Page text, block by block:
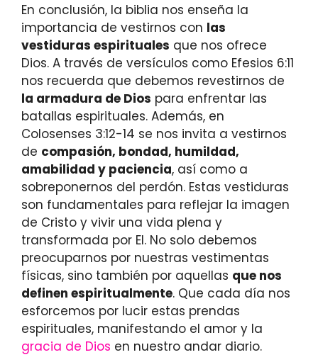
En conclusión, la biblia nos enseña la
importancia de vestirnos con las
vestiduras espirituales que nos ofrece
Dios. A través de versículos como Efesios 6:11
nos recuerda que debemos revestirnos de
la armadura de Dios para enfrentar las
batallas espirituales. Además, en
Colosenses 3:12-14 se nos invita a vestirnos
de compasión, bondad, humildad,
amabilidad y paciencia, así como a
sobreponernos del perdón. Estas vestiduras
son fundamentales para reflejar la imagen
de Cristo y vivir una vida plena y
transformada por El. No solo debemos
preocuparnos por nuestras vestimentas
físicas, sino también por aquellas que nos
definen espiritualmente. Que cada día nos
esforcemos por lucir estas prendas
espirituales, manifestando el amor y la
gracia de Dios en nuestro andar diario.